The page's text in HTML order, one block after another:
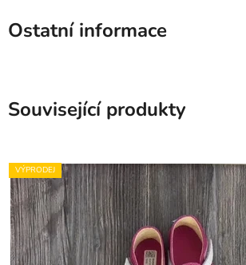
Ostatní informace
Související produkty
VÝPRODEJ